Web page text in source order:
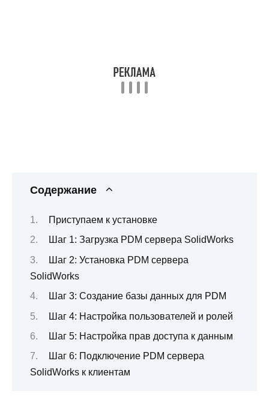
Содержание
Приступаем к установке
Шаг 1: Загрузка PDM сервера SolidWorks
Шаг 2: Установка PDM сервера
SolidWorks
Шаг 3: Создание базы данных для PDM
Шаг 4: Настройка пользователей и ролей
Шаг 5: Настройка прав доступа к данным
Шаг 6: Подключение PDM сервера
SolidWorks к клиентам